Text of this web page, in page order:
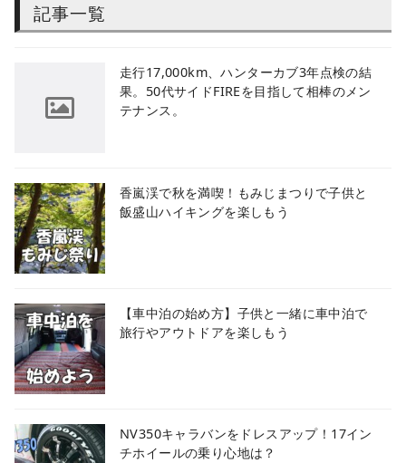
記事一覧
​走行17,000km、ハンターカブ3年点検の結
果。50代サイドFIREを目指して相棒のメン
テナンス。
香嵐渓で秋を満喫！もみじまつりで子供と
飯盛山ハイキングを楽しもう
【車中泊の始め方】子供と一緒に車中泊で
旅行やアウトドアを楽しもう
NV350キャラバンをドレスアップ！17イン
チホイールの乗り心地は？